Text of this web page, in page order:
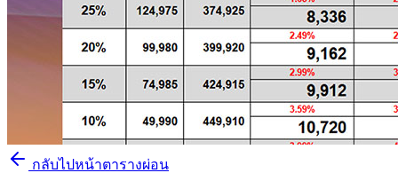
กลับไปหน้าตารางผ่อน